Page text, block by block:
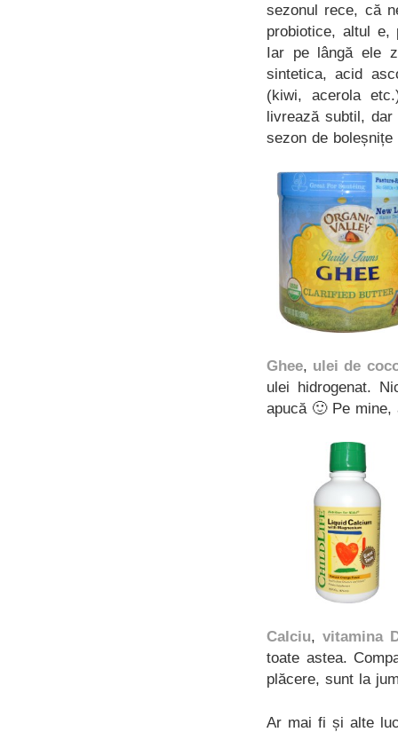
sezonul rece, că
probiotice, altul e,
Iar pe lângă ele
sintetica, acid
(kiwi, acerola
livrează subtil,
sezon de boleșnițe
Ghee, ulei de
ulei hidrogenat.
apucă 🙂 Pe mine,
Calciu, vitamina
toate astea.
plăcere, sunt la
Ar mai fi și alte